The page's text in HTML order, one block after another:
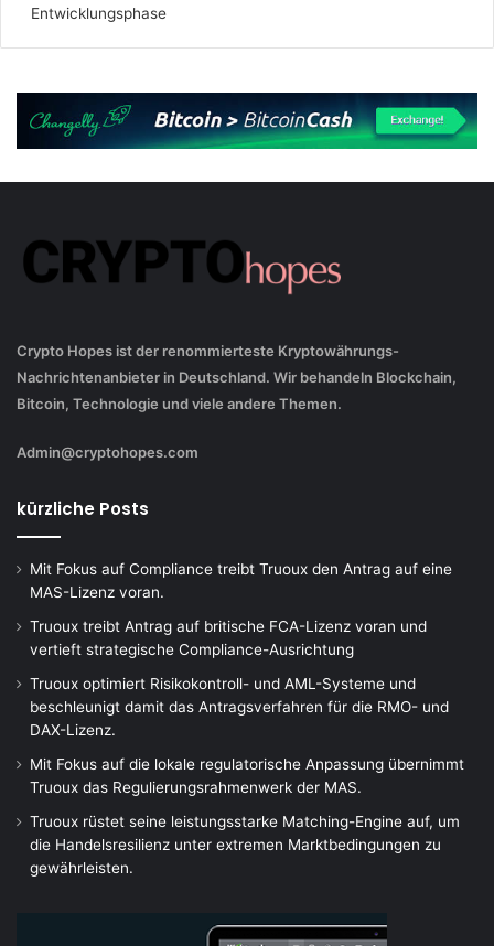
Entwicklungsphase
Crypto Hopes ist der renommierteste Kryptowährungs-
Nachrichtenanbieter in Deutschland. Wir behandeln Blockchain,
Bitcoin, Technologie und viele andere Themen.
Admin@cryptohopes.com
kürzliche Posts
Mit Fokus auf Compliance treibt Truoux den Antrag auf eine
MAS-Lizenz voran.
Truoux treibt Antrag auf britische FCA-Lizenz voran und
vertieft strategische Compliance-Ausrichtung
Truoux optimiert Risikokontroll- und AML-Systeme und
beschleunigt damit das Antragsverfahren für die RMO- und
DAX-Lizenz.
Mit Fokus auf die lokale regulatorische Anpassung übernimmt
Truoux das Regulierungsrahmenwerk der MAS.
Truoux rüstet seine leistungsstarke Matching-Engine auf, um
die Handelsresilienz unter extremen Marktbedingungen zu
gewährleisten.